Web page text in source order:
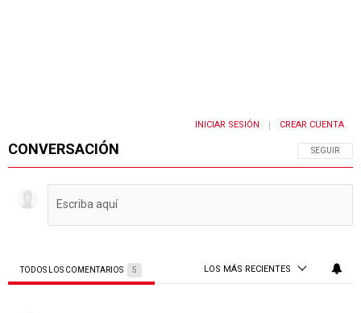
CONVERSACIÓN SIGA ESTA
SEGUIR
INICIAR SESIÓN CREAR CUENTA
TODOS LOS COMENTARIOS 5 LOS MÁS RECIENTES